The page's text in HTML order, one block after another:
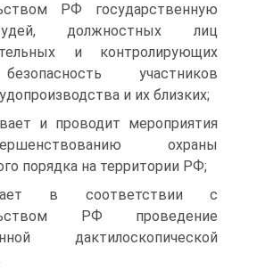
РФ государственную
должностных лиц
и контролирующих
участников
и их близких;
и проводит мероприятия
охраны
порядка на территории РФ;
в соответствии с
РФ проведение
дактилоскопической